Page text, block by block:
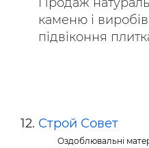
каменю і виробів
підвіконня
Строй Совет
Оздоблювальні